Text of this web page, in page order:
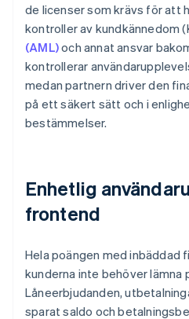
de licenser som krävs för att
kontroller av kundkännedom
(AML)och annat ansvar
kontrollerar
medan partnern driver den
på ett säkert sätt och i
bestämmelser.
Enhetlig
frontend
Hela poängen med inbäddad
kunderna inte behöver
Låneerbjudanden,
sparat saldo och